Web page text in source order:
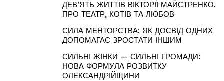
ДЕВ’ЯТЬ ЖИТТІВ ВІКТОРІЇ МАЙСТРЕНКО.
ПРО ТЕАТР, КОТІВ ТА ЛЮБОВ
СИЛА МЕНТОРСТВА: ЯК ДОСВІД ОДНИХ
ДОПОМАГАЄ ЗРОСТАТИ ІНШИМ
СИЛЬНІ ЖІНКИ — СИЛЬНІ ГРОМАДИ:
НОВА ФОРМУЛА РОЗВИТКУ
ОЛЕКСАНДРІЙЩИНИ